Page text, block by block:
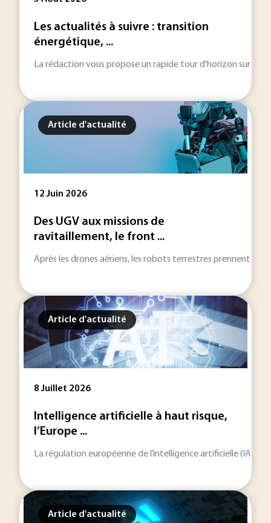
Les actualités à suivre : transition
énergétique, ...
La rédaction vous propose un rapide tour d'horizon sur les
Article d'actualité
12 Juin 2026
Des UGV aux missions de
ravitaillement, le front ...
Après les drones aériens, les robots terrestres prennent
Article d'actualité
8 Juillet 2026
Intelligence artificielle à haut risque,
l’Europe ...
La régulation européenne de l’intelligence artificielle (IA)
Article d'actualité